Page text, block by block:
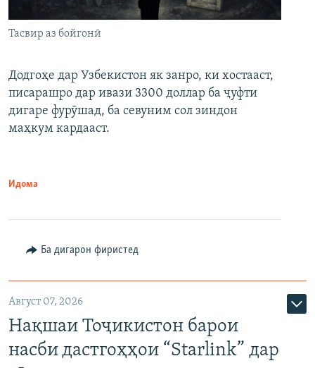
Тасвир аз бойгонӣ
Додгоҳе дар Узбекистон як занро, ки хостааст,
писарашро дар ивази 3300 доллар ба ҷуфти
дигаре фурӯшад, ба севуним сол зиндон
маҳкум кардааст.
Идома
Ба дигарон фиристед
Август 07, 2026
Нақшаи Тоҷикистон барои
насби дастгоҳҳои “Starlink” дар